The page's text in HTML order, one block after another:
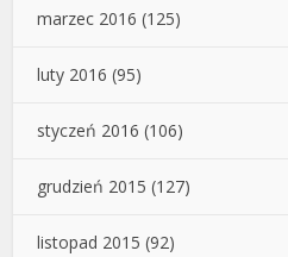
marzec 2016 (125)
luty 2016 (95)
styczeń 2016 (106)
grudzień 2015 (127)
listopad 2015 (92)